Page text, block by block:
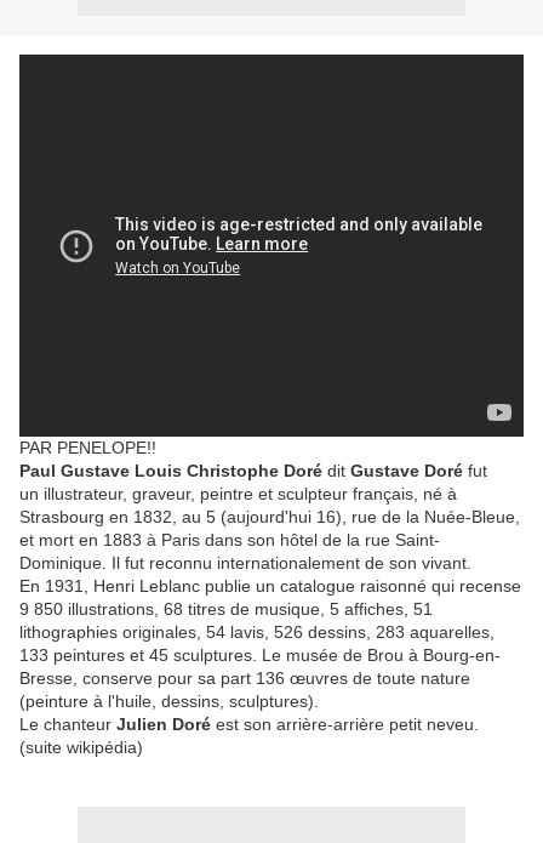
PAR PENELOPE!!
Paul Gustave Louis Christophe Doré dit Gustave Doré fut
un illustrateur, graveur, peintre et sculpteur français, né à
Strasbourg en 1832, au 5 (aujourd'hui 16), rue de la Nuée-Bleue,
et mort en 1883 à Paris dans son hôtel de la rue Saint-
Dominique. Il fut reconnu internationalement de son vivant.
En 1931, Henri Leblanc publie un catalogue raisonné qui recense
9 850 illustrations, 68 titres de musique, 5 affiches, 51
lithographies originales, 54 lavis, 526 dessins, 283 aquarelles,
133 peintures et 45 sculptures. Le musée de Brou à Bourg-en-
Bresse, conserve pour sa part 136 œuvres de toute nature
(peinture à l'huile, dessins, sculptures).
Le chanteur Julien Doré est son arrière-arrière petit neveu.
(suite wikipédia)